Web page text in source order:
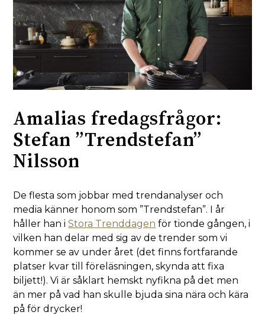
Amalias fredagsfrågor:
Stefan ”Trendstefan”
Nilsson
De flesta som jobbar med trendanalyser och
media känner honom som ”Trendstefan”. I år
håller han iStora Trenddagen för tionde gången, i
vilken han delar med sig av de trender som vi
kommer se av under året (det finns fortfarande
platser kvar till föreläsningen, skynda att fixa
biljett!). Vi är såklart hemskt nyfikna på det men
än mer på vad han skulle bjuda sina nära och kära
på för drycker!